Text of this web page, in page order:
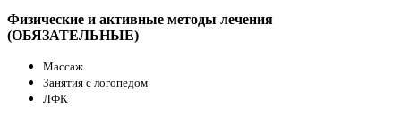
Физические и активные методы лечения
(ОБЯЗАТЕЛЬНЫЕ)
Массаж
Занятия с логопедом
ЛФК